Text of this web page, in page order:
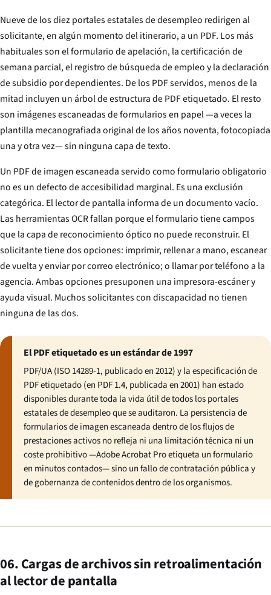
Nueve de los diez portales estatales de desempleo redirigen al
solicitante, en algún momento del itinerario, a un PDF. Los más
habituales son el formulario de apelación, la certificación de
semana parcial, el registro de búsqueda de empleo y la declaración
de subsidio por dependientes. De los PDF servidos, menos de la
mitad incluyen un árbol de estructura de PDF etiquetado. El resto
son imágenes escaneadas de formularios en papel —a veces la
plantilla mecanografiada original de los años noventa, fotocopiada
una y otra vez— sin ninguna capa de texto.
Un PDF de imagen escaneada servido como formulario obligatorio
no es un defecto de accesibilidad marginal. Es una exclusión
categórica. El lector de pantalla informa de un documento vacío.
Las herramientas OCR fallan porque el formulario tiene campos
que la capa de reconocimiento óptico no puede reconstruir. El
solicitante tiene dos opciones: imprimir, rellenar a mano, escanear
de vuelta y enviar por correo electrónico; o llamar por teléfono a la
agencia. Ambas opciones presuponen una impresora-escáner y
ayuda visual. Muchos solicitantes con discapacidad no tienen
ninguna de las dos.
El PDF etiquetado es un estándar de 1997
PDF/UA (ISO 14289-1, publicado en 2012) y la especificación de
PDF etiquetado (en PDF 1.4, publicada en 2001) han estado
disponibles durante toda la vida útil de todos los portales
estatales de desempleo que se auditaron. La persistencia de
formularios de imagen escaneada dentro de los flujos de
prestaciones activos no refleja ni una limitación técnica ni un
coste prohibitivo —Adobe Acrobat Pro etiqueta un formulario
en minutos contados— sino un fallo de contratación pública y
de gobernanza de contenidos dentro de los organismos.
06. Cargas de archivos sin retroalimentación
al lector de pantalla